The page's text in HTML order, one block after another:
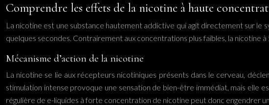
Comprendre les effets de la nicotine à haute
La nicotine est une substance hautement addictive qui agit directement sur le
quelques secondes. Contrairement aux concentrations plus faibles, la nicotine
Mécanisme d’action de la nicotine
La nicotine se lie aux récepteurs nicotiniques présents dans le cerveau,
stimulation intense provoque une sensation de bien-être immédiat, mais elle
régulière de e-liquides à forte concentration de nicotine peut donc engendrer